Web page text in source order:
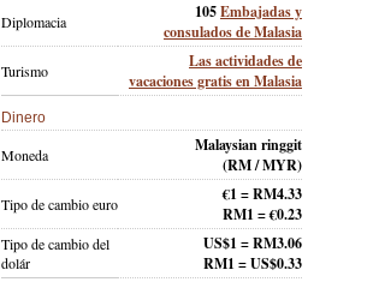
Diplomacia 105Embajadas y
consulados de Malasia
Turismo
Las actividades de
vacaciones gratis en Malasia
Dinero
Moneda
Malaysian ringgit
(RM / MYR)
Tipo de cambio euro
€1 = RM4.33
RM1 = €0.23
Tipo de cambio del
dolár
US$1 = RM3.06
RM1 = US$0.33